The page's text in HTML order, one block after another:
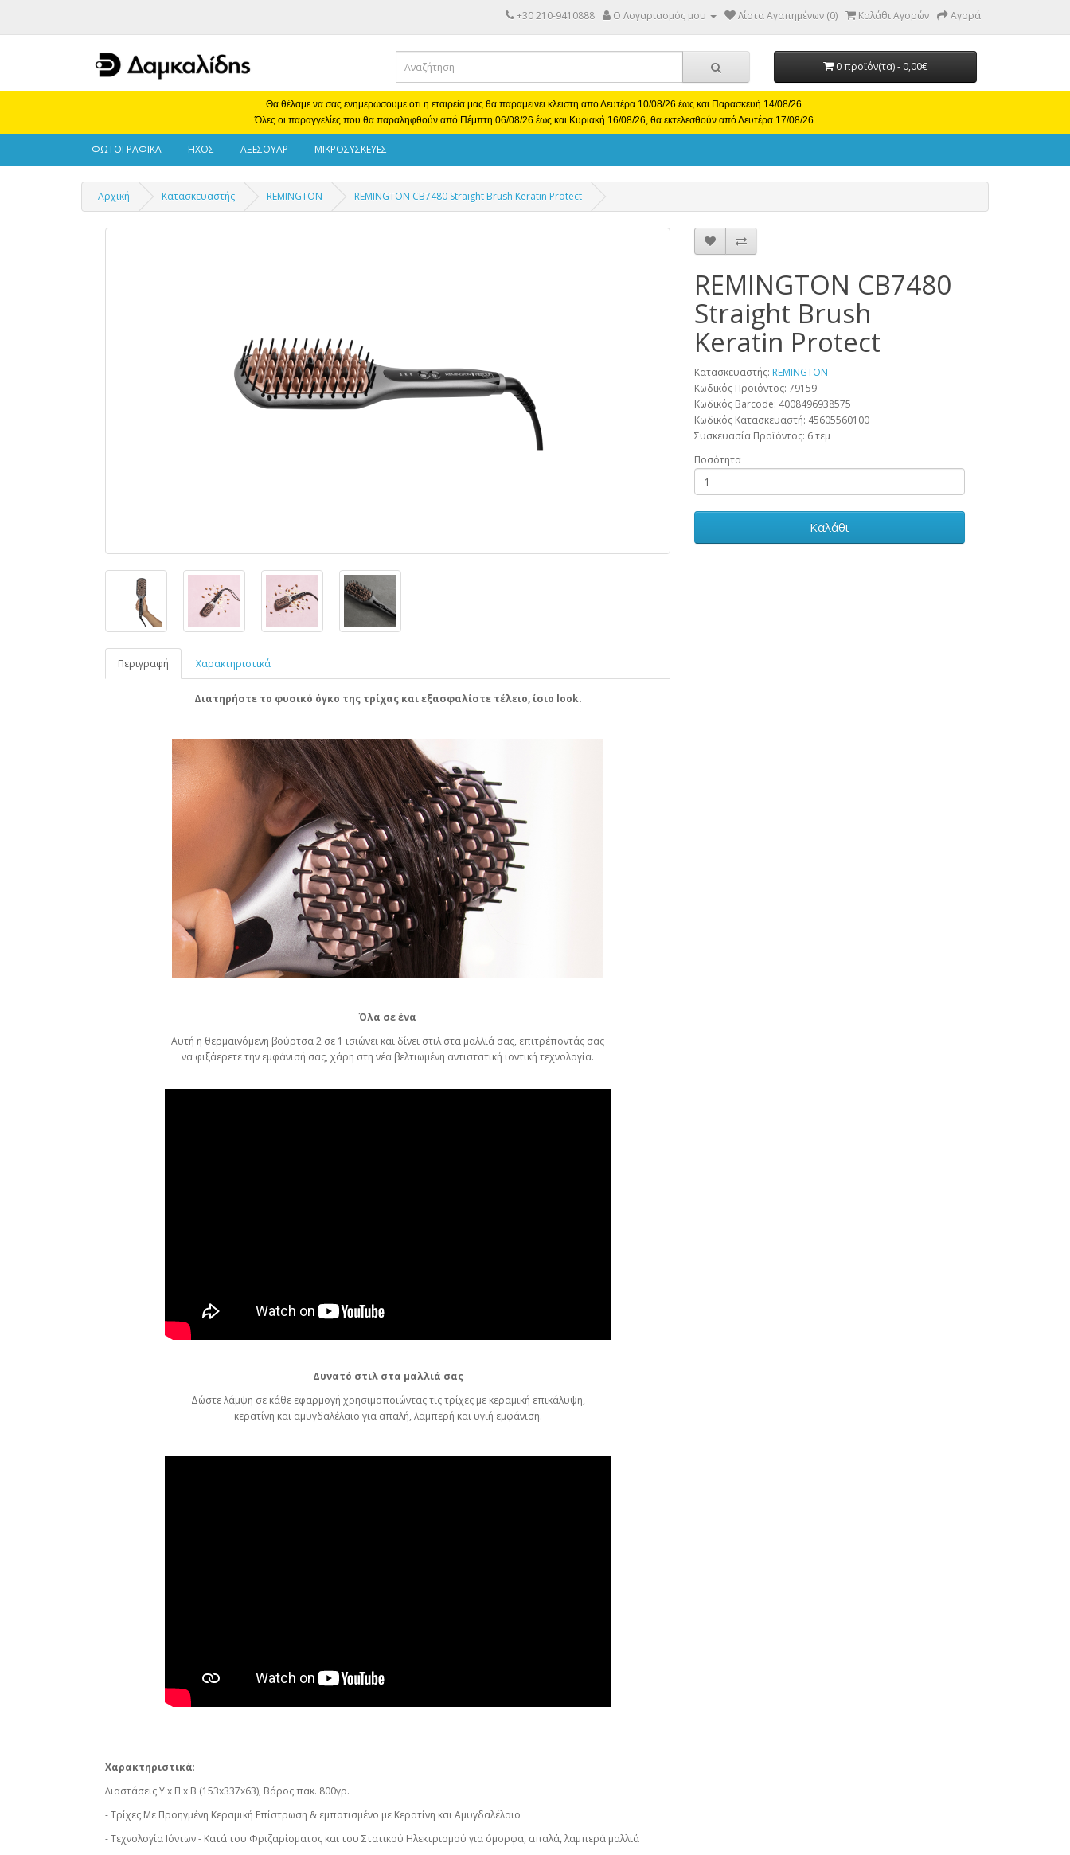
+30 210-9410888 Ο Λογαριασμός μου Λίστα Αγαπημένων (0) Καλάθι Αγορών Αγορά
0 προϊόν(τα) - 0,00€
Θα θέλαμε να σας ενημερώσουμε ότι η εταιρεία μας θα παραμείνει κλειστή από Δευτέρα 10/08/26 έως και Παρασκευή 14/08/26.
Όλες οι παραγγελίες που θα παραληφθούν από Πέμπτη 06/08/26 έως και Κυριακή 16/08/26, θα εκτελεσθούν από Δευτέρα 17/08/26.
ΦΩΤΟΓΡΑΦΙΚΑ ΗΧΟΣ ΑΞΕΣΟΥΑΡ ΜΙΚΡΟΣΥΣΚΕΥΕΣ
Αρχική Κατασκευαστής REMINGTON REMINGTON CB7480 Straight Brush Keratin Protect
Περιγραφή Χαρακτηριστικά
Διατηρήστε το φυσικό όγκο της τρίχας και εξασφαλίστε τέλειο, ίσιο look.
Όλα σε ένα
Αυτή η θερμαινόμενη βούρτσα 2 σε 1 ισιώνει και δίνει στιλ στα μαλλιά σας, επιτρέποντάς σας
να φιξάερετε την εμφάνισή σας, χάρη στη νέα βελτιωμένη αντιστατική ιοντική τεχνολογία.
Δυνατό στιλ στα μαλλιά σας
Δώστε λάμψη σε κάθε εφαρμογή χρησιμοποιώντας τις τρίχες με κεραμική επικάλυψη,
κερατίνη και αμυγδαλέλαιο για απαλή, λαμπερή και υγιή εμφάνιση.
Χαρακτηριστικά:
∆ιαστάσεις Υ x Π x B (153x337x63), Βάρος πακ. 800γρ.
- Τρίχες Με Προηγµένη Κεραµική Επίστρωση & εµποτισµένο µε Κερατίνη και Αµυγδαλέλαιο
- Τεχνολογία Ιόντων - Κατά του Φριζαρίσµατος και του Στατικού Ηλεκτρισµού για όµορφα, απαλά, λαµπερά µαλλιά
REMINGTON CB7480
Straight Brush
Keratin Protect
Κατασκευαστής: REMINGTON
Κωδικός Προϊόντος: 79159
Κωδικός Barcode: 4008496938575
Κωδικός Κατασκευαστή: 45605560100
Συσκευασία Προϊόντος: 6 τεμ
Ποσότητα
Καλάθι